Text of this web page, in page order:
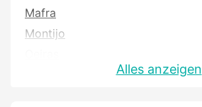
Mafra
Montijo
Alles anzeigen